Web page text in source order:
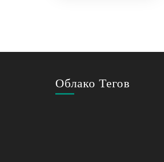
Облако Тегов